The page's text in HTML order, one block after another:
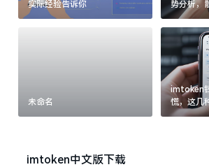
实际经验告诉你
势分析，
跌被套牢
未命名
imtoken
慌，这几
imtoken中文版下载